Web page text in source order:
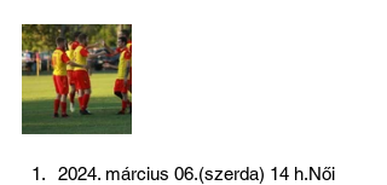
2024. március 06.(szerda) 14 h.Női